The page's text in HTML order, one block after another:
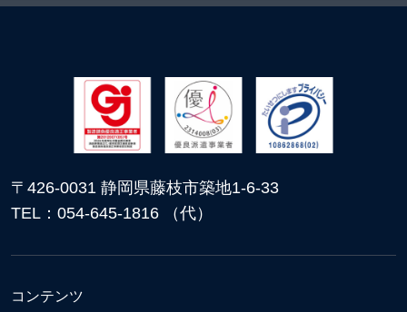
〒426-0031 静岡県藤枝市築地1-6-33
TEL：054-645-1816 （代）
コンテンツ